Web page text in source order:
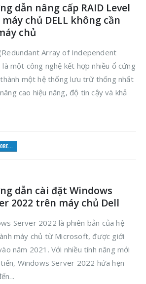
dẫn nâng cấp RAID Level
chủ DELL không cần
chủ
Array of Independent
là một công nghệ kết hợp nhiều ổ cứng
một hệ thống lưu trữ thống nhất
cao hiệu năng, độ tin cậy và khả
dẫn cài đặt Windows
2022 trên máy chủ Dell
Server 2022 là phiên bản của hệ
máy chủ từ Microsoft, được giới
năm 2021. Với nhiều tính năng mới
Windows Server 2022 hứa hẹn